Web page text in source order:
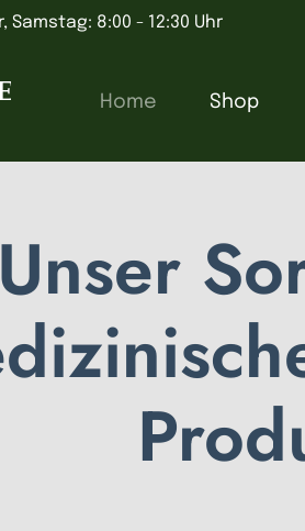
Samstag: 8:00 - 12:30 Uhr
Home Shop
Unser